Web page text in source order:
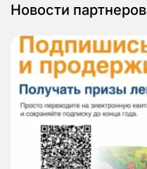
Новости партнеров